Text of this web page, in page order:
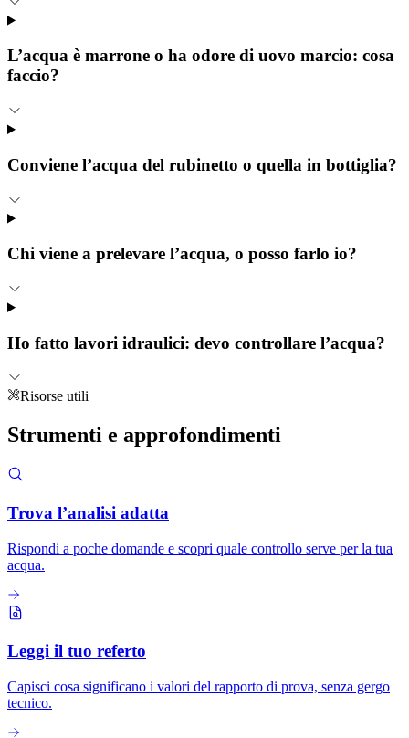
L’acqua è marrone o ha odore di uovo marcio: cosa
faccio?
Conviene l’acqua del rubinetto o quella in bottiglia?
Chi viene a prelevare l’acqua, o posso farlo io?
Ho fatto lavori idraulici: devo controllare l’acqua?
Risorse utili
Strumenti e approfondimenti
Trova l’analisi adatta
Rispondi a poche domande e scopri quale controllo serve per la tua
acqua.
Leggi il tuo referto
Capisci cosa significano i valori del rapporto di prova, senza gergo
tecnico.